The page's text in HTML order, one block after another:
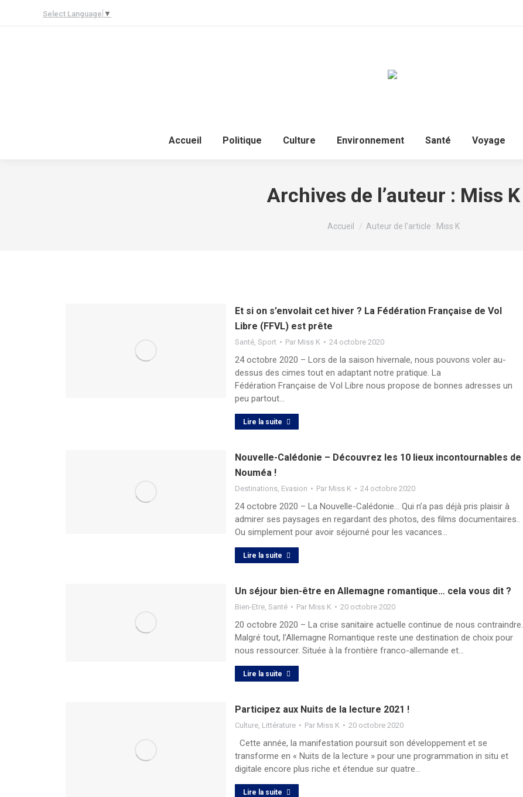
Select Language ▼
Accueil Politique Culture Environnement Santé Voyage
Archives de l’auteur : Miss K
Vous êtes ici :
Accueil Auteur de l’article : Miss K
Et si on s’envolait cet hiver ? La Fédération Française de Vol
Libre (FFVL) est prête
Santé,Sport Par Miss K 24 octobre 2020
24 octobre 2020 – Lors de la saison hivernale, nous pouvons voler au-
dessus des cimes tout en adaptant notre pratique. La
Fédération Française de Vol Libre nous propose de bonnes adresses un
peu partout…
Lire la suite
Nouvelle-Calédonie – Découvrez les 10 lieux incontournables de
Nouméa !
Destinations, Evasion Par Miss K 24 octobre 2020
24 octobre 2020 – La Nouvelle-Calédonie… Qui n’a pas déjà pris plaisir à
admirer ses paysages en regardant des photos, des films documentaires..
Ou simplement pour avoir séjourné pour les vacances…
Lire la suite
Un séjour bien-être en Allemagne romantique… cela vous dit ?
Bien-Etre,Santé Par Miss K 20 octobre 2020
20 octobre 2020 – La crise sanitaire actuelle continue de nous contraindre.
Malgré tout, l’Allemagne Romantique reste une destination de choix pour
nous ressourcer. Située à la frontière franco-allemande et…
Lire la suite
Participez aux Nuits de la lecture 2021 !
Culture, Littérature Par Miss K 20 octobre 2020
Cette année, la manifestation poursuit son développement et se
transforme en « Nuits de la lecture » pour une programmation in situ et
digitale encore plus riche et étendue sur quatre…
Lire la suite